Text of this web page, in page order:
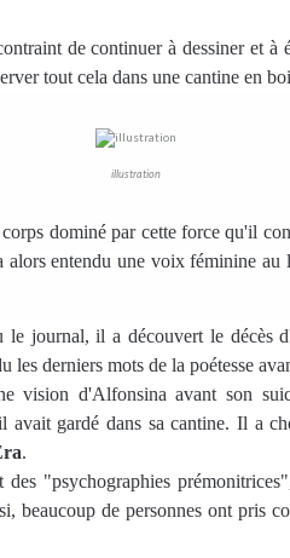
de continuer à dessiner et
tout cela dans une cantine en
illustration
dominé par cette force qu'il
entendu une voix féminine au
journal, il a découvert le décès
les derniers mots de la poétesse
vision d'Alfonsina avant son
avait gardé dans sa cantine. Il a
.
"psychographies
beaucoup de personnes ont pris